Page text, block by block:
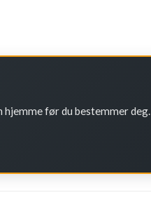
før du bestemmer deg.